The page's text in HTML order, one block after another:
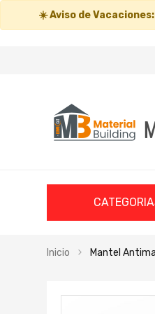
☀️Aviso de Vacaciones:
Inicio Mantel